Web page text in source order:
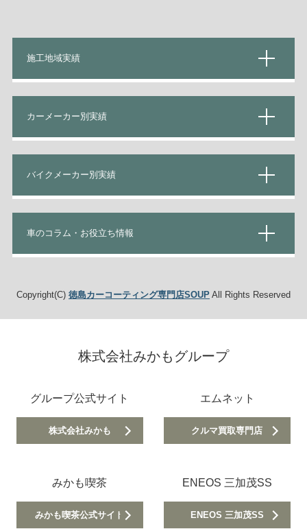
施工地域実績
カーメーカー別実績
バイクメーカー別実績
車のコラム・お役立ち情報
Copyright(C) 徳島カーコーティング専門店SOUPAll Rights Reserved
株式会社みかもグループ
グループ公式サイト
株式会社みかも
エムネット
クルマ買取専門店
みかも喫茶
みかも喫茶公式サイト
ENEOS 三加茂SS
ENEOS 三加茂SS